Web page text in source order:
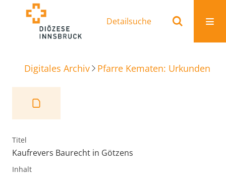
Detailsuche
Digitales Archiv Pfarre Kematen: Urkunden
Titel
Kaufrevers Baurecht in Götzens
Inhalt